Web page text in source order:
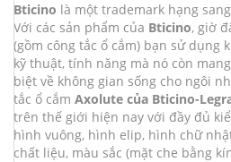
Bticino là một trademark hạng
Với các sản phẩm của Bticino, giờ
(gồm công tắc ổ cắm) bạn sử dụng
kỹ thuật, tính năng mà nó còn
biệt về không gian sống cho ngôi
tắc ổ cắm Axolute của Bticino-
trên thế giới hiện nay với đầy đủ
hình vuông, hình elip, hình chữ
chất liệu, màu sắc (mặt che bằng